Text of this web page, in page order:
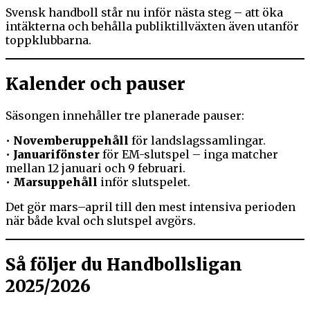
Svensk handboll står nu inför nästa steg – att öka
intäkterna och behålla publiktillväxten även utanför
toppklubbarna.
Kalender och pauser
Säsongen innehåller tre planerade pauser:
• Novemberuppehåll för landslagssamlingar.
• Januarifönster för EM-slutspel – inga matcher
mellan 12 januari och 9 februari.
• Marsuppehåll inför slutspelet.
Det gör mars–april till den mest intensiva perioden
när både kval och slutspel avgörs.
Så följer du Handbollsligan
2025/2026